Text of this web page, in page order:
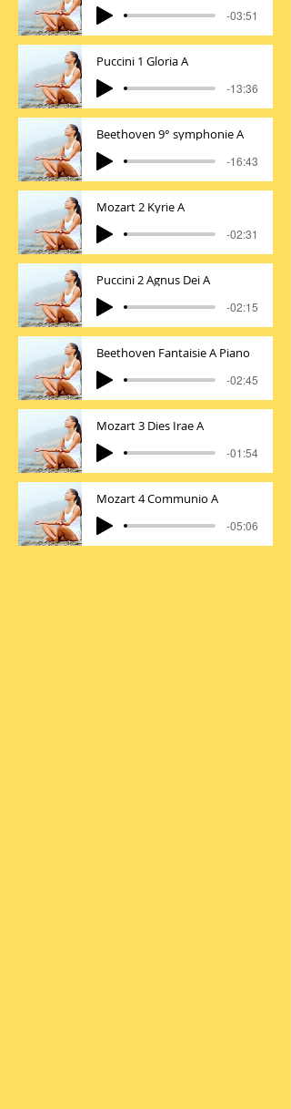
-03:51
Puccini 1 Gloria A
-13:36
Beethoven 9° symphonie A
-16:43
Mozart 2 Kyrie A
-02:31
Puccini 2 Agnus Dei A
-02:15
Beethoven Fantaisie A Piano
-02:45
Mozart 3 Dies Irae A
-01:54
Mozart 4 Communio A
-05:06